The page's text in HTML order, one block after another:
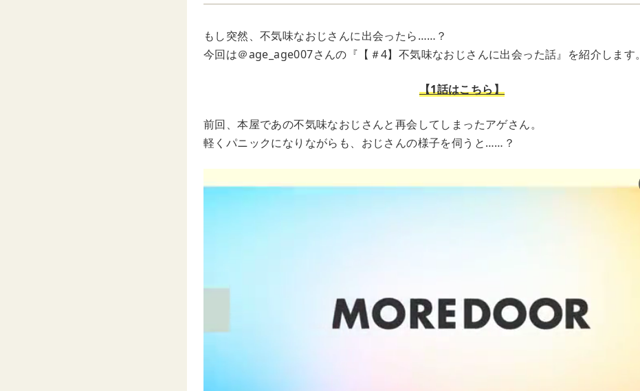
もし突然、不気味なおじさんに出会ったら……？
今回は＠age_age007さんの『【＃4】不気味なおじさんに出会った話』を紹介します。
【1話はこちら】
前回、本屋であの不気味なおじさんと再会してしまったアゲさん。
軽くパニックになりながらも、おじさんの様子を伺うと……？